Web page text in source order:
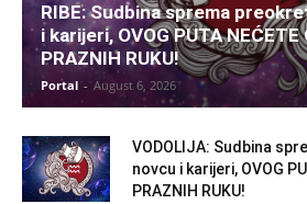
RIBE: Sudbina sprema
i karijeri, OVOG PUTA NEĆETE
PRAZNIH RUKU!
Portal - August 6, 2026
VODOLIJA: Sudbina
novcu i karijeri, OVOG
PRAZNIH RUKU!